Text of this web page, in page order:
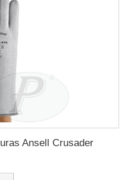
Ansell Crusader